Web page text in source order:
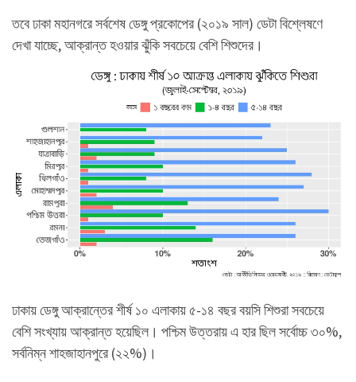
তবে ঢাকা মহানগরে সর্বশেষ ডেঙ্গু প্রকোপের (২০১৯ সাল) ডেটা বিশ্লেষণে
দেখা যাচ্ছে, আক্রান্ত হওয়ার ঝুঁকি সবচেয়ে বেশি শিশুদের।
ঢাকায় ডেঙ্গু আক্রান্তের শীর্ষ ১০ এলাকায় ৫-১৪ বছর বয়সি শিশুরা সবচেয়ে
বেশি সংখ্যায় আক্রান্ত হয়েছিল। পশ্চিম উত্তরায় এ হার ছিল সর্বোচ্চ ৩০%,
সর্বনিম্ন শাহজাহানপুরে (২২%)।